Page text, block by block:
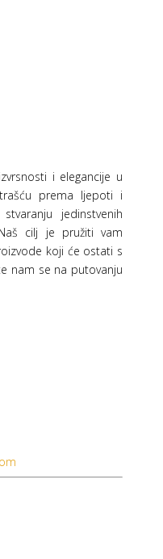
i elegancije u
prema ljepoti i
jedinstvenih
cilj je pružiti vam
koji će ostati s
nam se na putovanju